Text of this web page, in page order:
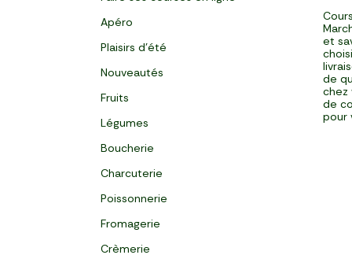
Apéro
Plaisirs d'été
Nouveautés
Fruits
Légumes
Boucherie
Charcuterie
Poissonnerie
Fromagerie
Crèmerie
et
de
chez
de
pour